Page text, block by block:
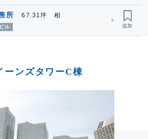
務所67.31坪 相
ル
ーンズタワーC棟